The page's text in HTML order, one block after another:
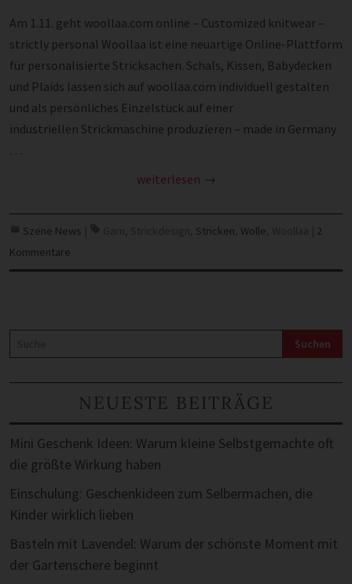
Am 1.11. geht woollaa.com online – Customized knitwear –
strictly personal Woollaa ist eine neuartige Online-Plattform
für personalisierte Stricksachen. Schals, Kissen, Babydecken
und Plaids lassen sich auf woollaa.com individuell gestalten
und als persönliches Einzelstück auf einer
industriellen Strickmaschine produzieren – made in Germany
…
weiterlesen
Szene News Stricken Wolle
2
Kommentare
Suchen
NEUESTE BEITRÄGE
Mini Geschenk Ideen: Warum kleine Selbstgemachte oft
die größte Wirkung haben
Einschulung: Geschenkideen zum Selbermachen, die
Kinder wirklich lieben
Basteln mit Lavendel: Warum der schönste Moment mit
der Gartenschere beginnt